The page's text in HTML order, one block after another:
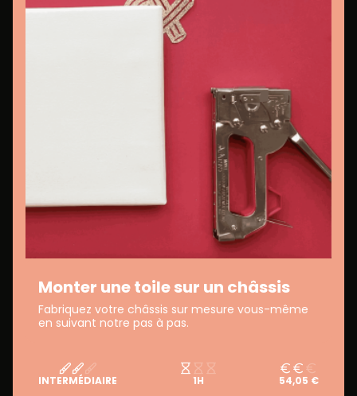
Monter une toile sur un châssis
Fabriquez votre châssis sur mesure vous-même
en suivant notre pas à pas.
INTERMÉDIAIRE 1H 54,05 €